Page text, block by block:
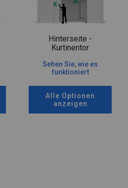
Hinterseite -
Kurtinentor
Sehen Sie, wie es
funktioniert
Alle Optionen
anzeigen